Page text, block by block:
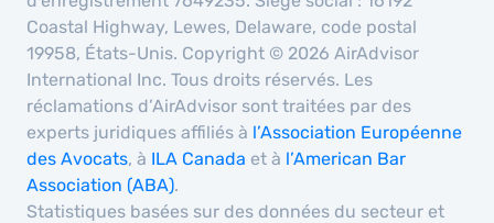
Coastal Highway, Lewes, Delaware, code postal
19958, États-Unis. Copyright © 2026 AirAdvisor
International Inc. Tous droits réservés. Les
réclamations d’AirAdvisor sont traitées par des
experts juridiques affiliés à l’Association Européenne
des Avocats, à ILA Canada et à l’American Bar
Association (ABA).
Statistiques basées sur des données du secteur et